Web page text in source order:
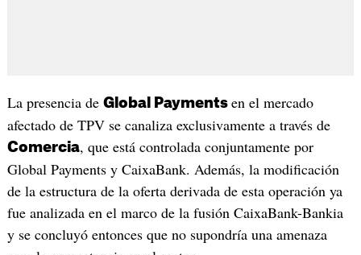
La presencia de Global Payments en el mercado
afectado de TPV se canaliza exclusivamente a través de
Comercia, que está controlada conjuntamente por
Global Payments y CaixaBank. Además, la modificación
de la estructura de la oferta derivada de esta operación ya
fue analizada en el marco de la fusión CaixaBank-Bankia
y se concluyó entonces que no supondría una amenaza